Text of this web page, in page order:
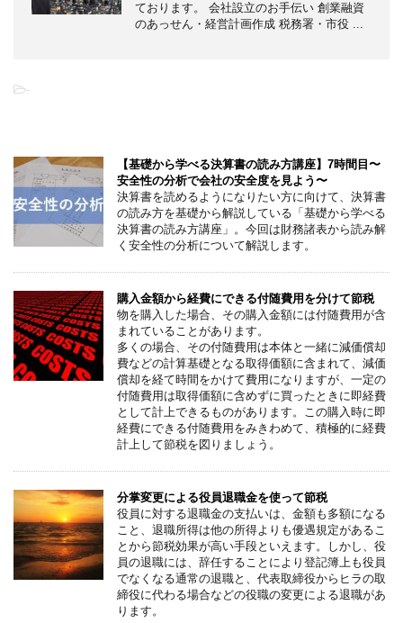
ております。 会社設立のお手伝い 創業融資
のあっせん・経営計画作成 税務署・市役 ...
-
【基礎から学べる決算書の読み方講座】7時間目〜
安全性の分析で会社の安全度を見よう〜
決算書を読めるようになりたい方に向けて、決算書
の読み方を基礎から解説している「基礎から学べる
決算書の読み方講座」。今回は財務諸表から読み解
く安全性の分析について解説します。
購入金額から経費にできる付随費用を分けて節税
物を購入した場合、その購入金額には付随費用が含
まれていることがあります。
多くの場合、その付随費用は本体と一緒に減価償却
費などの計算基礎となる取得価額に含まれて、減価
償却を経て時間をかけて費用になりますが、一定の
付随費用は取得価額に含めずに買ったときに即経費
として計上できるものがあります。この購入時に即
経費にできる付随費用をみきわめて、積極的に経費
計上して節税を図りましょう。
分掌変更による役員退職金を使って節税
役員に対する退職金の支払いは、金額も多額になる
こと、退職所得は他の所得よりも優遇規定があるこ
とから節税効果が高い手段といえます。しかし、役
員の退職には、辞任することにより登記簿上も役員
でなくなる通常の退職と、代表取締役からヒラの取
締役に代わる場合などの役職の変更による退職があ
ります。